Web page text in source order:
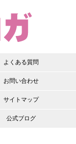
よくある質問
お問い合わせ
サイトマップ
公式ブログ